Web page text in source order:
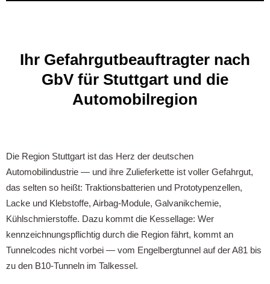
Ihr Gefahrgutbeauftragter nach
GbV für Stuttgart und die
Automobilregion
Die Region Stuttgart ist das Herz der deutschen
Automobilindustrie — und ihre Zulieferkette ist voller Gefahrgut,
das selten so heißt: Traktionsbatterien und Prototypenzellen,
Lacke und Klebstoffe, Airbag-Module, Galvanikchemie,
Kühlschmierstoffe. Dazu kommt die Kessellage: Wer
kennzeichnungspflichtig durch die Region fährt, kommt an
Tunnelcodes nicht vorbei — vom Engelbergtunnel auf der A81 bis
zu den B10-Tunneln im Talkessel.